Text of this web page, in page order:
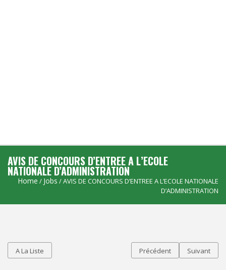
AVIS DE CONCOURS D’ENTREE A L’ECOLE
NATIONALE D’ADMINISTRATION
Home / Jobs / AVIS DE CONCOURS D’ENTREE A L’ECOLE NATIONALE
D’ADMINISTRATION
A La Liste Précédent Suivant